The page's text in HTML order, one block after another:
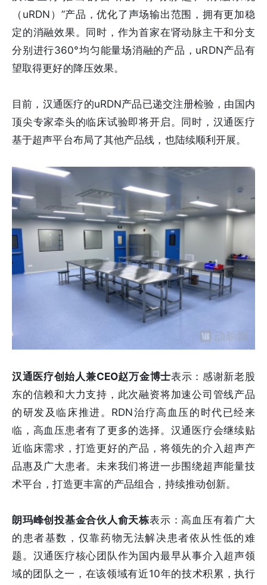
（uRDN）”产品，优化了声场输出范围，拥有更加稳
定的消融效果。同时，作为首家在肾动脉主干和分支
分别进行360°均匀能量场消融的产品，uRDN产品有
望取得更好的降压效果。
目前，汉通医疗的uRDN产品已递交注册检验，由国内
顶尖专家牵头的临床试验即将开启。同时，汉通医疗
基于超声平台布局了其他产品线，也陆续顺利开展。
汉通医疗创始人兼CEO赵万金博士表示：感谢新老股
东的信赖和大力支持，此次融资将加速公司管线产品
的研发及临床推进。RDN治疗高血压的时代已经来
临，高血压患者有了更多的选择。汉通医疗会继续贴
近临床需求，打造更好的产品，将领先的介入超声产
品惠及广大患者。未来我们将进一步围绕超声能量技
术平台，打造更丰富的产品组合，持续推动创新。
朗玛峰创投基金合伙人俞天栋表示：高血压有着广大
的患者基数，仅靠药物无法解决患者依从性低的难
题。汉通医疗核心团队作为国内最早从事介入超声领
域的团队之一，在该领域有近10年的技术积累，执行